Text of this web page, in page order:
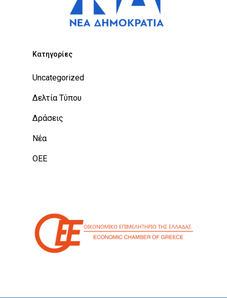
Kατηγορίες
Uncategorized
Δελτία Τύπου
Δράσεις
Νέα
ΟΕΕ